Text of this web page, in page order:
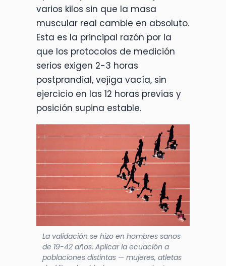
varios kilos sin que la masa
muscular real cambie en absoluto.
Esta es la principal razón por la
que los protocolos de medición
serios exigen 2-3 horas
postprandial, vejiga vacía, sin
ejercicio en las 12 horas previas y
posición supina estable.
La validación se hizo en hombres sanos
de 19-42 años. Aplicar la ecuación a
poblaciones distintas — mujeres, atletas